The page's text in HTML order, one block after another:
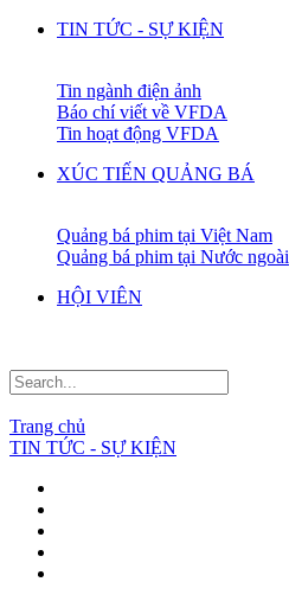
TIN TỨC - SỰ KIỆN
Tin ngành điện ảnh
Báo chí viết về VFDA
Tin hoạt động VFDA
XÚC TIẾN QUẢNG BÁ
Quảng bá phim tại Việt Nam
Quảng bá phim tại Nước ngoài
HỘI VIÊN
Trang chủ
TIN TỨC - SỰ KIỆN